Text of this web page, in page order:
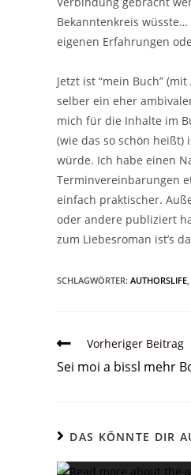
Bekanntenkreis wüsste…
eigenen Erfahrungen
Jetzt ist “mein Buch”
selber ein eher
mich für die Inhalte im
(wie das so schön heißt)
würde. Ich habe einen
Terminvereinbarungen
einfach praktischer.
oder andere publiziert
zum Liebesroman ist’s
SCHLAGWÖRTER: AUTHORSLIFE
Vorheriger Beitrag
Sei moi a bissl mehr
DAS KÖNNTE DIR